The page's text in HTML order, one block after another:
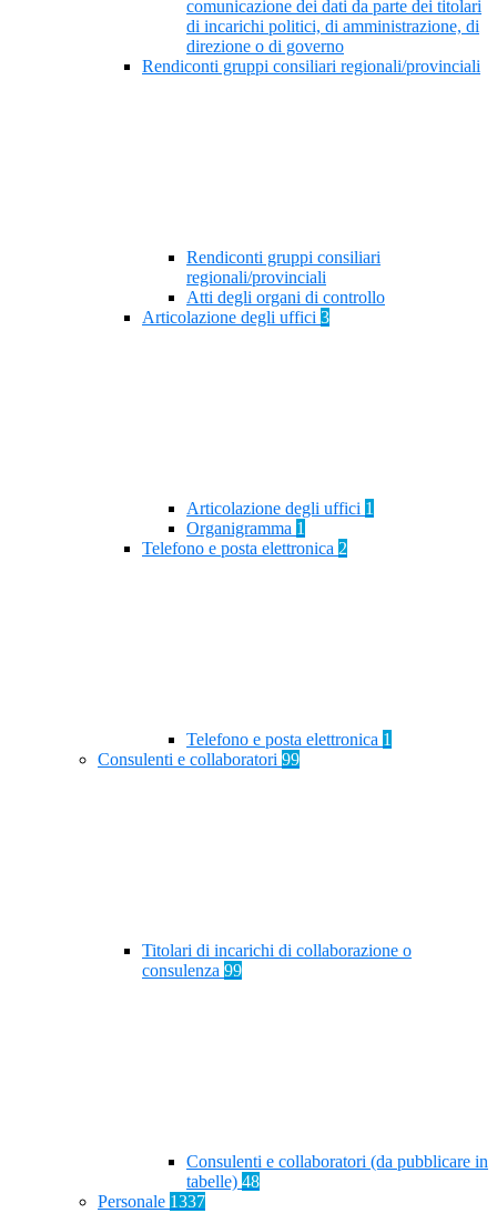
comunicazione dei dati da parte dei titolari
di incarichi politici, di amministrazione, di
direzione o di governo
Rendiconti gruppi consiliari regionali/provinciali
Rendiconti gruppi consiliari
regionali/provinciali
Atti degli organi di controllo
Articolazione degli uffici 3
Articolazione degli uffici 1
Organigramma 1
Telefono e posta elettronica 2
Telefono e posta elettronica 1
Consulenti e collaboratori 99
Titolari di incarichi di collaborazione o
consulenza 99
Consulenti e collaboratori (da pubblicare in
tabelle) 48
Personale 1337